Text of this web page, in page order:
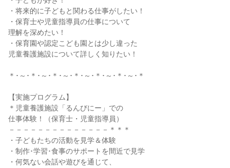
・将来的に子どもと関わる仕事がしたい！
・保育士や児童指導員の仕事について
理解を深めたい！
・保育園や認定こども園とは少し違った
児童養護施設について詳しく知りたい！
＊･～･＊･～･＊･～･＊･～･＊･～･＊･～･＊
【実施プログラム】
＊児童養護施設「るんびにー」での
仕事体験！（保育士・児童指導員）
－－－－－－－－－－－－－－＊＊＊
・子どもたちの活動を見学＆体験
・制作･学習･食事のサポートを間近で見学
・何気ない会話や遊びを通じて、